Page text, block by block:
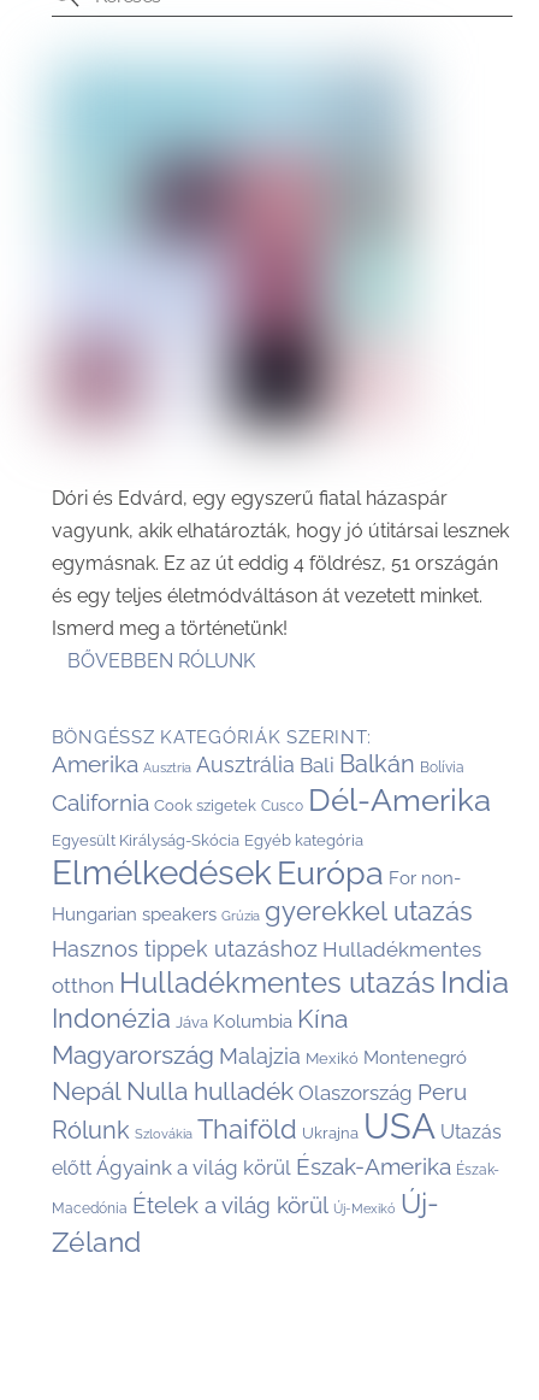
Dóri és Edvárd, egy egyszerű fiatal házaspár
vagyunk, akik elhatározták, hogy jó útitársai lesznek
egymásnak. Ez az út eddig 4 földrész, 51 országán
és egy teljes életmódváltáson át vezetett minket.
Ismerd meg a történetünk!
BŐVEBBEN RÓLUNK
BÖNGÉSSZ KATEGÓRIÁK SZERINT:
Amerika Ausztria Ausztrália Bali Balkán Bolívia
California Cook szigetek Cusco Dél-Amerika
Egyesült Királyság-Skócia Egyéb kategória
Elmélkedések Európa For non-
Hungarian speakers Grúzia gyerekkel utazás
Hasznos tippek utazáshoz Hulladékmentes
otthon Hulladékmentes utazás India
Indonézia Jáva Kolumbia Kína
Magyarország Malajzia Mexikó Montenegró
Nepál Nulla hulladék Olaszország Peru
Rólunk Szlovákia Thaiföld Ukrajna USA Utazás
előtt Ágyaink a világ körül Észak-Amerika Észak-
Macedónia Ételek a világ körül Új-Mexikó Új-
Zéland